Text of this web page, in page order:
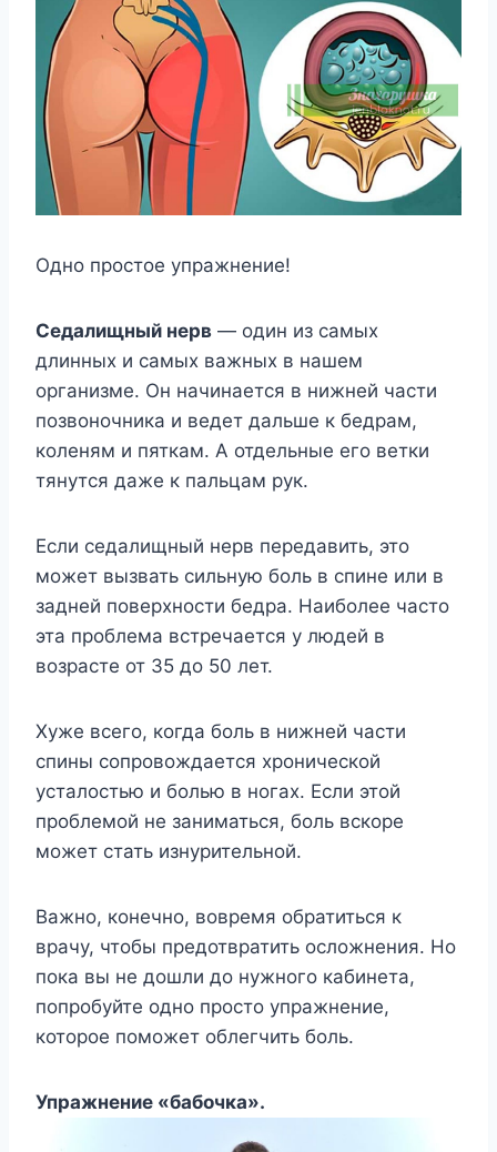
Одно простое упражнение!
Седалищный нерв — один из самых
длинных и самых важных в нашем
организме. Он начинается в нижней части
позвоночника и ведет дальше к бедрам,
коленям и пяткам. А отдельные его ветки
тянутся даже к пальцам рук.
Если седалищный нерв передавить, это
может вызвать сильную боль в спине или в
задней поверхности бедра. Наиболее часто
эта проблема встречается у людей в
возрасте от 35 до 50 лет.
Хуже всего, когда боль в нижней части
спины сопровождается хронической
усталостью и болью в ногах. Если этой
проблемой не заниматься, боль вскоре
может стать изнурительной.
Важно, конечно, вовремя обратиться к
врачу, чтобы предотвратить осложнения. Но
пока вы не дошли до нужного кабинета,
попробуйте одно просто упражнение,
которое поможет облегчить боль.
Упражнение «бабочка».